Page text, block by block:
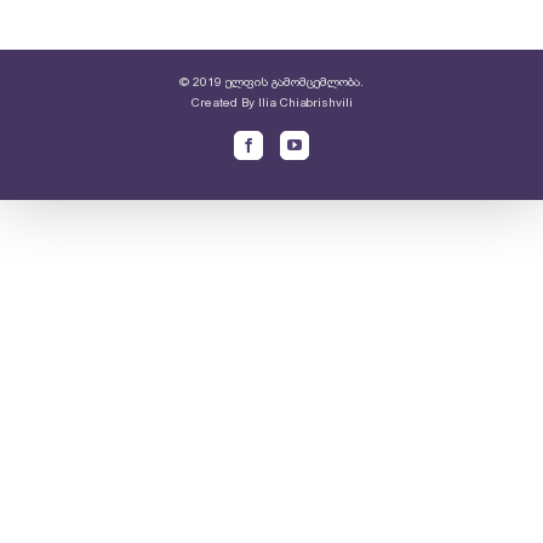
© 2019 ელფის გამომცემლობა.
Created By Ilia Chiabrishvili
FacebookYoutube